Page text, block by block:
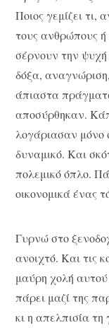
Ποιος γεμίζει τι,
τους ανθρώπους
σέρνουν την
δόξα,
άπιαστα
αποσύρθηκαν.
λογάριασαν μόνο
δυναμικό. Και
πολεμικό όπλο.
οικονομικά ένας
Γυρνώ στο
ανοιχτό. Και τις
μαύρη χολή
πάρει μαζί της
κι η απελπισία